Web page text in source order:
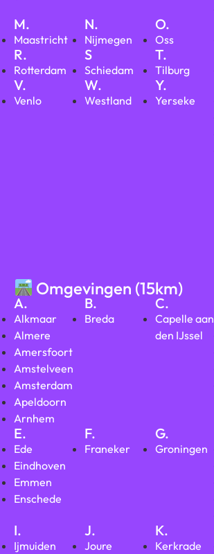
M.
Maastricht
N.
Nijmegen
O.
Oss
R.
Rotterdam
S
Schiedam
T.
Tilburg
V.
Venlo
W.
Westland
Y.
Yerseke
Omgevingen (15km)
A.
Alkmaar
Almere
Amersfoort
Amstelveen
Amsterdam
Apeldoorn
Arnhem
B.
Breda
C.
Capelle aan
den IJssel
E.
Ede
Eindhoven
Emmen
Enschede
F.
Franeker
G.
Groningen
I.
Ijmuiden
J.
Joure
K.
Kerkrade